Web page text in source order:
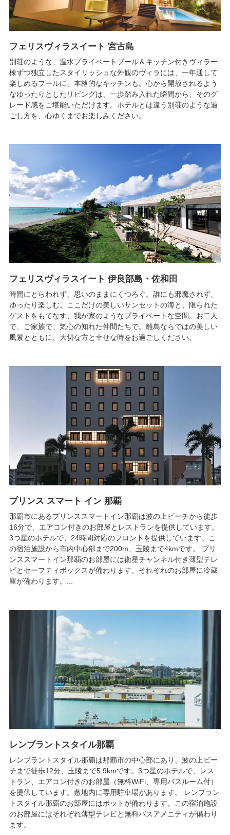
フェリスヴィラスイート 宮古島
別荘のような、温水プライベートプール＆キッチン付きヴィラ一
棟ずつ独立したスタイリッシュな外観のヴィラには、一年通して
楽しめるプールに、本格的なキッチンも。心から開放されるよう
なゆったりとしたリビングは、一歩踏み入れた瞬間から、そのグ
レード感をご堪能いただけます。ホテルとは違う別荘のような過
ごし方を、心ゆくまでお楽しみください。
フェリスヴィラスイート 伊良部島・佐和田
時間にとらわれず、思いのままにくつろぐ。誰にも邪魔されず、
ゆったり楽しむ。ここだけの美しいサンセットの海と、限られた
ゲストをもてなす、我が家のようなプライベートな空間。お二人
で、ご家族で、気心の知れた仲間たちで。離島ならではの美しい
風景とともに、大切な方と幸せな時をお過ごしください。
プリンス スマート イン 那覇
那覇市にあるプリンススマートイン那覇は波の上ビーチから徒歩
16分で、エアコン付きのお部屋とレストランを提供しています。
3つ星のホテルで、24時間対応のフロントを提供しています。こ
の宿泊施設から市内中心部まで200m、玉陵まで4kmです。 プリ
ンススマートイン那覇のお部屋には衛星チャンネル付き薄型テレ
ビとセーフティボックスが備わります。それぞれのお部屋に冷蔵
庫が備わります。...
レンブラントスタイル那覇
レンブラントスタイル那覇は那覇市の中心部にあり、波の上ビー
チまで徒歩12分、玉陵まで5.9kmです。3つ星のホテルで、レス
トラン、エアコン付きのお部屋（無料WiFi、専用バスルーム付）
を提供しています。敷地内に専用駐車場があります。 レンブラン
トスタイル那覇のお部屋にはポットが備わります。この宿泊施設
のお部屋にはそれぞれ薄型テレビと無料バスアメニティが備わり
ます。...